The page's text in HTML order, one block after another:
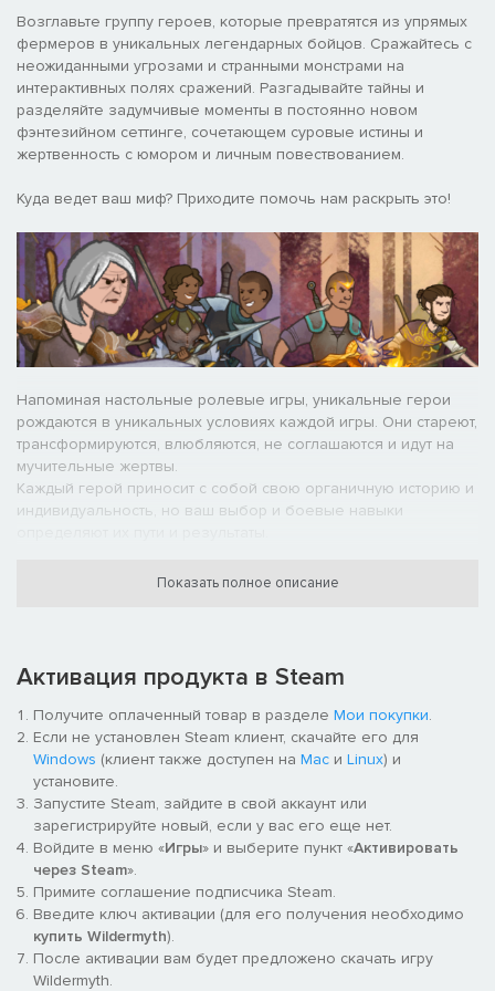
Возглавьте группу героев, которые превратятся из упрямых
фермеров в уникальных легендарных бойцов. Сражайтесь с
неожиданными угрозами и странными монстрами на
интерактивных полях сражений. Разгадывайте тайны и
разделяйте задумчивые моменты в постоянно новом
фэнтезийном сеттинге, сочетающем суровые истины и
жертвенность с юмором и личным повествованием.
Куда ведет ваш миф? Приходите помочь нам раскрыть это!
Напоминая настольные ролевые игры, уникальные герои
рождаются в уникальных условиях каждой игры. Они стареют,
трансформируются, влюбляются, не соглашаются и идут на
мучительные жертвы.
Каждый герой приносит с собой свою органичную историю и
индивидуальность, но ваш выбор и боевые навыки
своих фаворитов. Вновь представь их в следующем
Воображаемый мир бумажных изделий
Yondering Lands, где происходит действие игры, представляет
собой многослойный мир, населенный нарисованными
вручную 2D-персонажами и пейзажами. Мы уделили особое
Показать полное описание
Активация продукта в Steam
Получите оплаченный товар в разделе Мои покупки.
Если не установлен Steam клиент, скачайте его для
Windows (клиент также доступен на Mac и Linux) и
установите.
Запустите Steam, зайдите в свой аккаунт или
зарегистрируйте новый, если у вас его еще нет.
Войдите в меню «Игры» и выберите пункт «Активировать
через Steam».
Примите соглашение подписчика Steam.
Введите ключ активации (для его получения необходимо
купить Wildermyth).
После активации вам будет предложено скачать игру
Wildermyth.